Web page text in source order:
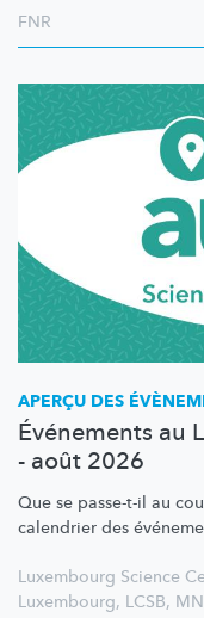
FNR
APERÇU DES
Événements au
- août 2026
Que se passe-t-il au
calendrier des
Luxembourg Science
Luxembourg, LCSB,